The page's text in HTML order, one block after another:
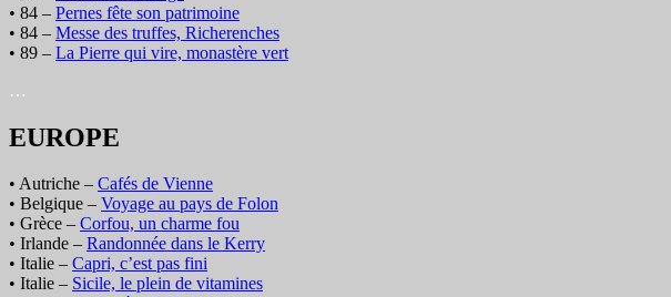
• 84 – Pernes fête son patrimoine
• 84 – Messe des truffes, Richerenches
• 89 – La Pierre qui vire, monastère vert
…
EUROPE
• Autriche – Cafés de Vienne
• Belgique – Voyage au pays de Folon
• Grèce – Corfou, un charme fou
• Irlande – Randonnée dans le Kerry
• Italie – Capri, c’est pas fini
• Italie – Sicile, le plein de vitamines